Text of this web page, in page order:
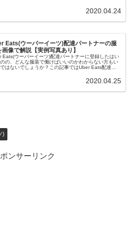
2020.04.24
Eats(ウーバーイーツ)配達パートナーの服
画像で解説【実例写真あり】
Eats(ウーバーイーツ)配達パートナーに登録したはい
の、どんな服装で働けばいいのかわからない方もい
はないでしょうか？この記事ではUber Eats配達パ
2020.04.25
)
ンサーリンク